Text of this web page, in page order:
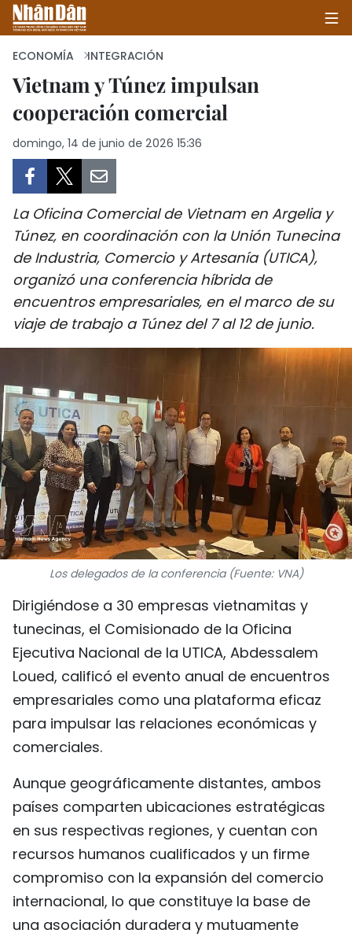
INICIO
POLÍTICA
SOCIEDAD
SALUD - MEDIO AMBIENTE
CULTURA - ENTRETENIMIENTO
INTERNACIONAL
VIAJES
PUENTE DE AMISTAD
HISTORIAS MULTIMEDIA
FOTOGRAFÍA
¿QUIÉNES SOMOS?
TIẾNG VIỆT
ENGLISH
中文
FRANÇAIS
ECONOMÍA INTEGRACIÓN
Vietnam y Túnez impulsan
cooperación comercial
domingo, 14 de junio de 2026 15:36
La Oficina Comercial de Vietnam en Argelia y
Túnez, en coordinación con la Unión Tunecina
de Industria, Comercio y Artesanía (UTICA),
organizó una conferencia híbrida de
encuentros empresariales, en el marco de su
viaje de trabajo a Túnez del 7 al 12 de junio.
Los delegados de la conferencia (Fuente: VNA)
Dirigiéndose a 30 empresas vietnamitas y
tunecinas, el Comisionado de la Oficina
Ejecutiva Nacional de la UTICA, Abdessalem
Loued, calificó el evento anual de encuentros
empresariales como una plataforma eficaz
para impulsar las relaciones económicas y
comerciales.
Aunque geográficamente distantes, ambos
países comparten ubicaciones estratégicas
en sus respectivas regiones, y cuentan con
recursos humanos cualificados y un firme
compromiso con la expansión del comercio
internacional, lo que constituye la base de
una asociación duradera y mutuamente